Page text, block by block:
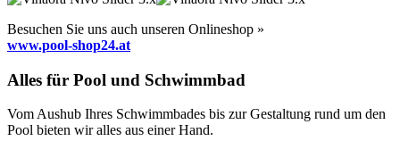
Besuchen Sie uns auch unseren Onlineshop »
www.pool-shop24.at
Alles für Pool und Schwimmbad
Vom Aushub Ihres Schwimmbades bis zur Gestaltung rund um den
Pool bieten wir alles aus einer Hand.